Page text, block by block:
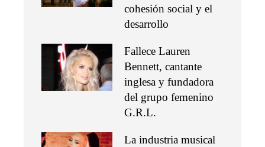
cohesión social y el
desarrollo
Fallece Lauren
Bennett, cantante
inglesa y fundadora
del grupo femenino
G.R.L.
La industria musical